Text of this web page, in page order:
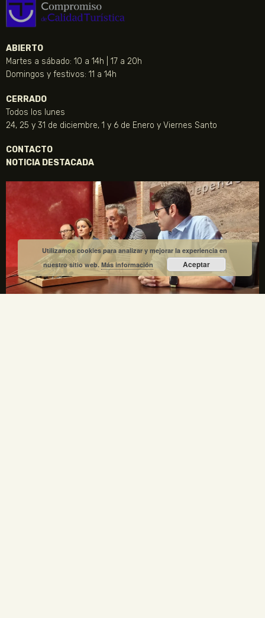
ABIERTO
Martes a sábado: 10 a 14h | 17 a 20h
Domingos y festivos: 11 a 14h
CERRADO
Todos los lunes
24, 25 y 31 de diciembre, 1 y 6 de Enero y Viernes Santo
CONTACTO
NOTICIA DESTACADA
Utilizamos cookies para analizar y mejorar la experiencia en
nuestro sitio web.Más información Aceptar